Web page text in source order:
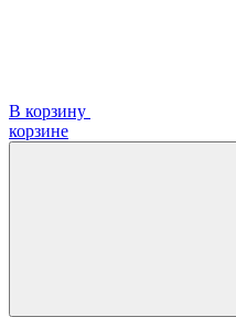
В корзину
корзинe